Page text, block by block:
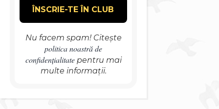
Nu facem spam! Citește
politica noastră de
confidențialitatepentru mai
multe informații.